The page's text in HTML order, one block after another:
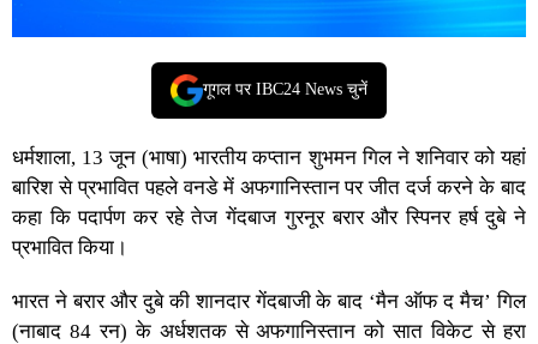
गूगल पर IBC24 News चुनें
धर्मशाला, 13 जून (भाषा) भारतीय कप्तान शुभमन गिल ने शनिवार को यहां
बारिश से प्रभावित पहले वनडे में अफगानिस्तान पर जीत दर्ज करने के बाद
कहा कि पदार्पण कर रहे तेज गेंदबाज गुरनूर बरार और स्पिनर हर्ष दुबे ने
प्रभावित किया।
भारत ने बरार और दुबे की शानदार गेंदबाजी के बाद ‘मैन ऑफ द मैच’ गिल
(नाबाद 84 रन) के अर्धशतक से अफगानिस्तान को सात विकेट से हरा